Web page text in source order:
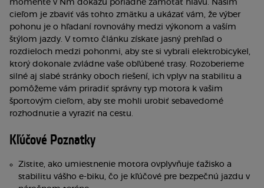
momente v Nm dokážu poriadne zamotať hlavu. Naším
cieľom je zbaviť vás tohto zmätku a ukázať vám, že výber
pohonu je o hľadaní rovnováhy medzi výkonom a vaším
štýlom jazdy. V tomto článku získate jasný prehľad o
rozdieloch medzi pohonmi, aby ste si vybrali elektrobicykel,
ktorý dokonale zvládne vaše obľúbené trasy. Rozoberieme
silné aj slabé stránky oboch riešení, ich vplyv na stabilitu a
pomôžeme vám priradiť správny typ motora k vašim
športovým cieľom, aby ste mohli urobiť sebavedomé
rozhodnutie a vyraziť na cestu.
Kľúčové Poznatky
Zistite, ako umiestnenie motora ovplyvňuje ťažisko a
stabilitu vášho e-biku, čo je kľúčové pre bezpečnú jazdu v